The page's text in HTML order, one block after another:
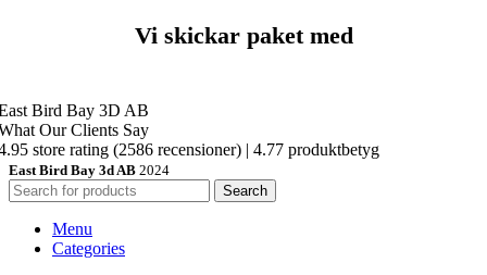
Vi skickar paket med
Bird Bay 3D AB
Our Clients Say
store rating (2586 recensioner) | 4.77 produktbetyg
East Bird Bay 3d AB 2024
Search
Menu
Categories